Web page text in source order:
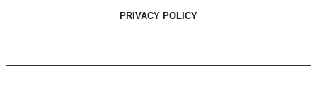
PRIVACY POLICY